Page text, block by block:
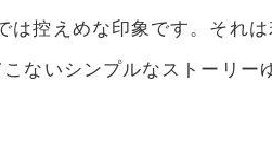
控えめな印象です。それ
ないシンプルなストーリー